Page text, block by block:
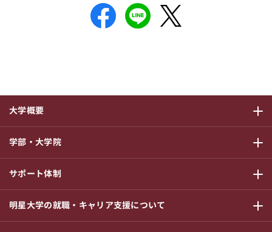
大学概要
サブメニ
学部・大学院
サブメニ
サポート体制
サブメニ
明星大学の就職・キャリア支援について
サブメニ